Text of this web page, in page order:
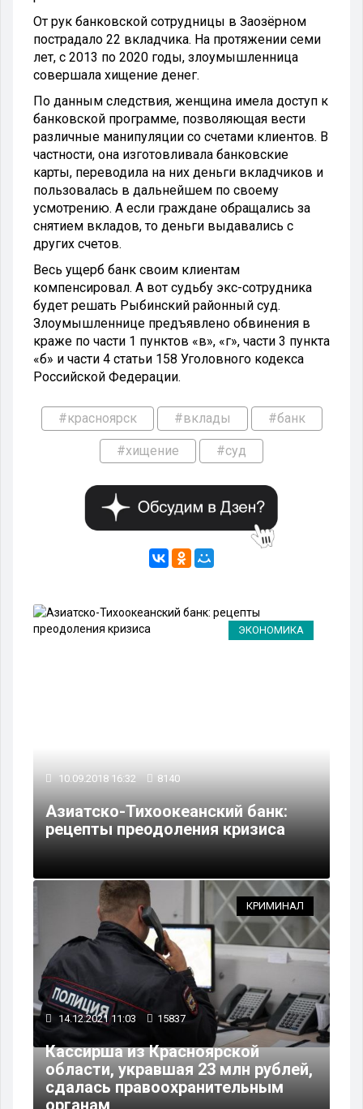
От рук банковской сотрудницы в Заозёрном
пострадало 22 вкладчика. На протяжении семи
лет, с 2013 по 2020 годы, злоумышленница
совершала хищение денег.
По данным следствия, женщина имела доступ к
банковской программе, позволяющая вести
различные манипуляции со счетами клиентов. В
частности, она изготовливала банковские
карты, переводила на них деньги вкладчиков и
пользовалась в дальнейшем по своему
усмотрению. А если граждане обращались за
снятием вкладов, то деньги выдавались с
других счетов.
Весь ущерб банк своим клиентам
компенсировал. А вот судьбу экс-сотрудника
будет решать Рыбинский районный суд.
Злоумышленнице предъявлено обвинения в
краже по части 1 пунктов «в», «г», части 3 пункта
«б» и части 4 статьи 158 Уголовного кодекса
Российской Федерации.
#красноярск #вклады #банк
#хищение #суд
ЭКОНОМИКА
10.09.2018 16:32 8140
Азиатско-Тихоокеанский банк:
рецепты преодоления кризиса
КРИМИНАЛ
14.12.2021 11:03 15837
Кассирша из Красноярской
области, укравшая 23 млн рублей,
сдалась правоохранительным
органам